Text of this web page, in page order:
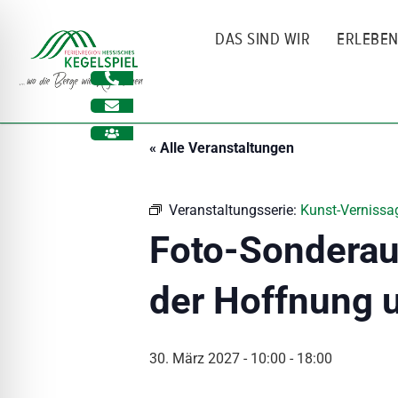
springen
DAS SIND WIR ERLEBEN
« Alle Veranstaltungen
Veranstaltungsserie: Kunst-
Foto-
der Hoffnung
30. März 2027 - 10:00 - 18:00